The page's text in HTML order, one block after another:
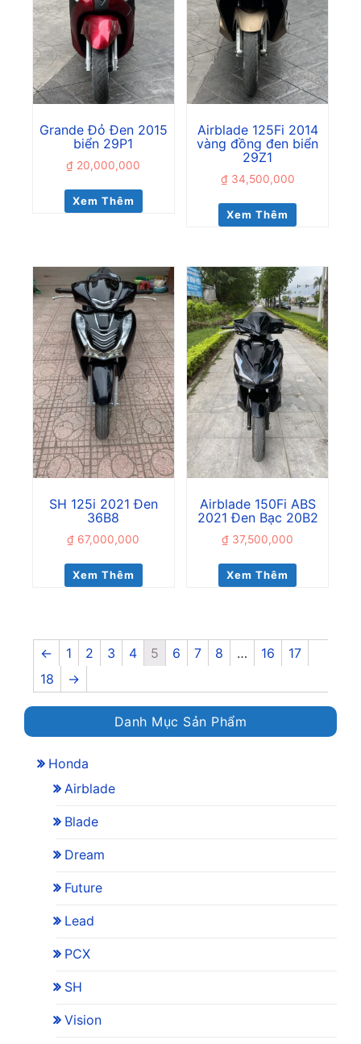
Grande Đỏ Đen 2015
biển 29P1
₫ 20,000,000
Xem Thêm
Airblade 125Fi 2014
vàng đồng đen biển
29Z1
₫34,500,000
Xem Thêm
SH 125i 2021 Đen
36B8
₫ 67,000,000
Xem Thêm
Airblade 150Fi ABS
2021 Đen Bạc 20B2
₫ 37,500,000
Xem Thêm
← 1 2 3 4 5 6 7 8 … 16
17
18
→
Danh Mục Sản Phẩm
Honda
Airblade
Blade
Dream
Future
Lead
PCX
SH
Vision